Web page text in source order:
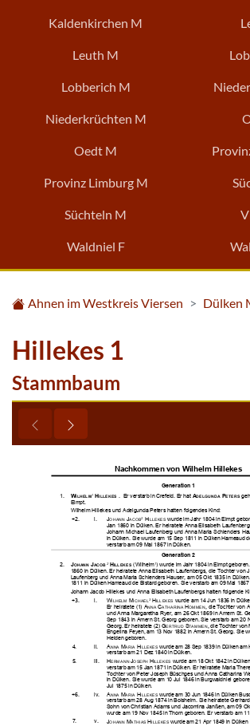
Kaldenkirchen M
Leuth M
Lobberich M
Niederkrüchten M
Oedt M
Provinz Limburg M
Süchteln M
Waldniel F
Ahnen im Westkreis Viersen Dülken
Hillekes 1
Stammbaum


         


     


       
      
      
    

     

     

      

     